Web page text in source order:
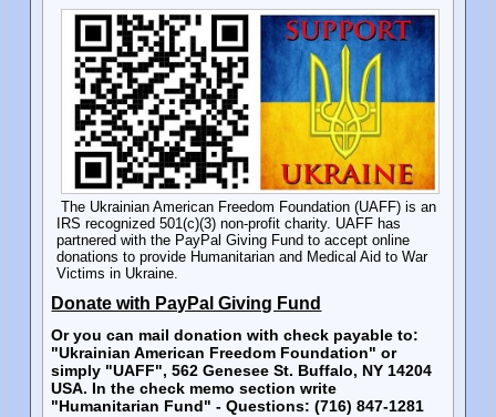
The Ukrainian American Freedom Foundation (UAFF) is an
IRS recognized 501(c)(3) non-profit charity. UAFF has
partnered with the PayPal Giving Fund to accept online
donations to provide Humanitarian and Medical Aid to War
Victims in Ukraine.
Donate with PayPal Giving Fund
Or you can mail donation with check payable to:
"Ukrainian American Freedom Foundation" or
simply "UAFF", 562 Genesee St. Buffalo, NY 14204
USA. In the check memo section write
"Humanitarian Fund" - Questions: (716) 847-1281